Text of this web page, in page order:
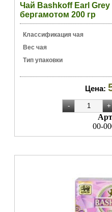
Чай Bashkoff Earl
бергамотом 200 гр
Классификация чая
Вес чая
Тип упаковки
Цена:
00-